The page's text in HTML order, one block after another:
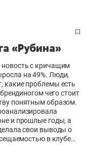
«Рубина»
новость с кричащим
на 49%. Люди,
какие проблемы есть
чего стоит
понятным образом.
и прошлые годы, а
свои выводы о
в клубе…